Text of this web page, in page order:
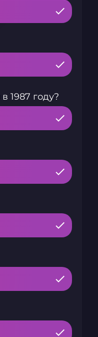
1987 году?